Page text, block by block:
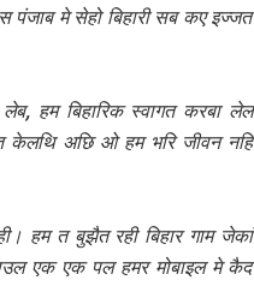
पंजाब मे सेहो बिहारी सब कए इज्जत
हम बिहारिक स्वागत करबा लेल
केलथि अछि ओ हम भरि जीवन नहि
हम त बुझैत रही बिहार गाम जेकां
एक एक पल हमर मोबाइल मे कैद